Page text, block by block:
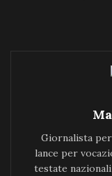
Giornalista
lance per
testate